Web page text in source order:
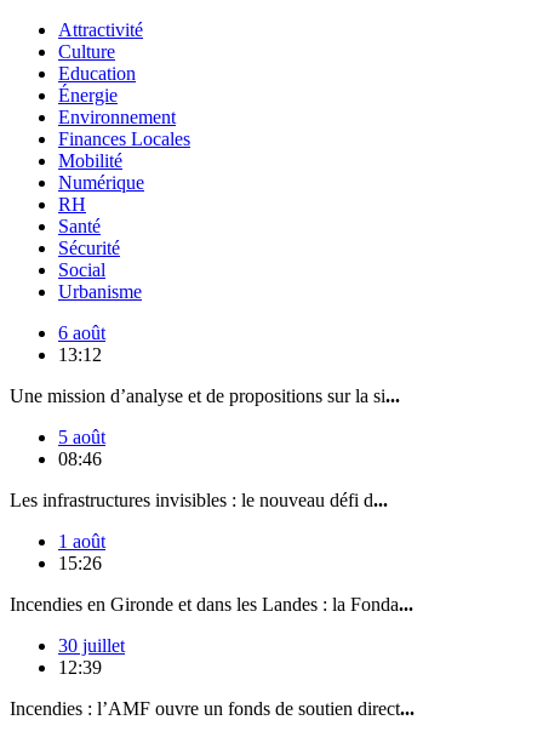
Attractivité
Culture
Education
Énergie
Environnement
Finances Locales
Mobilité
Numérique
RH
Santé
Sécurité
Social
Urbanisme
6 août
13:12
Une mission d’analyse et de propositions sur la si...
5 août
08:46
Les infrastructures invisibles : le nouveau défi d...
1 août
15:26
Incendies en Gironde et dans les Landes : la Fonda...
30 juillet
12:39
Incendies : l’AMF ouvre un fonds de soutien direct...